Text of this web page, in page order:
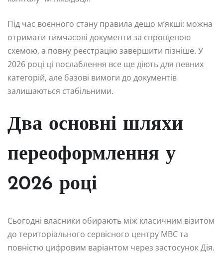
Під час воєнного стану правила дещо м’якші: можна
отримати тимчасові документи за спрощеною
схемою, а повну реєстрацію завершити пізніше. У
2026 році ці послаблення все ще діють для певних
категорій, але базові вимоги до документів
залишаються стабільними.
Два основні шляхи
переоформлення у
2026 році
Сьогодні власники обирають між класичним візитом
до територіального сервісного центру МВС та
повністю цифровим варіантом через застосунок Дія.